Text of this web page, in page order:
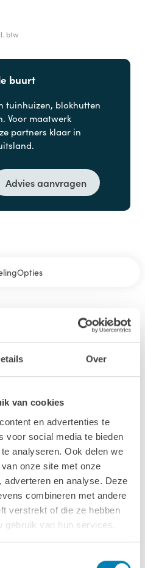
Over
van cookies
en advertenties te
voor social media te bieden
analyseren. Ook delen we
onze site met onze
adverteren en analyse. Deze
combineren met andere
verstrekt of die ze hebben
van hun services.
btw
buurt
tuinhuizen, blokhutten
Voor maatwerk
partners klaar in
Advies aanvragen
Opties
(bxl)
169 x 110 cm